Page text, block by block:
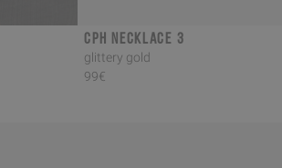
CPH NECKLACE 3
glittery gold
99€